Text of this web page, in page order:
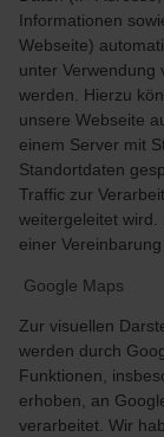
Informationen
Webseite)
unter Verwendung
werden. Hierzu
unsere Webseite
einem Server mit
Standortdaten
Traffic zur
weitergeleitet
einer
Google Maps
Zur visuellen
werden durch
Funktionen,
erhoben, an
verarbeitet. Wir